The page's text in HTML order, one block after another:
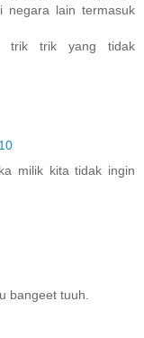
negara lain termasuk
trik trik yang tidak
milik kita tidak ingin
bangeet tuuh.